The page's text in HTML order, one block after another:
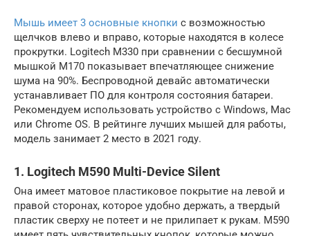
Мышь имеет 3 основные кнопки с возможностью
щелчков влево и вправо, которые находятся в колесе
прокрутки. Logitech M330 при сравнении с бесшумной
мышкой M170 показывает впечатляющее снижение
шума на 90%. Беспроводной девайс автоматически
устанавливает ПО для контроля состояния батареи.
Рекомендуем использовать устройство с Windows, Mac
или Chrome OS. В рейтинге лучших мышей для работы,
модель занимает 2 место в 2021 году.
1. Logitech M590 Multi-Device Silent
Она имеет матовое пластиковое покрытие на левой и
правой сторонах, которое удобно держать, а твердый
пластик сверху не потеет и не прилипает к рукам. M590